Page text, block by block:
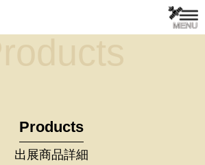
Products
出展商品詳細